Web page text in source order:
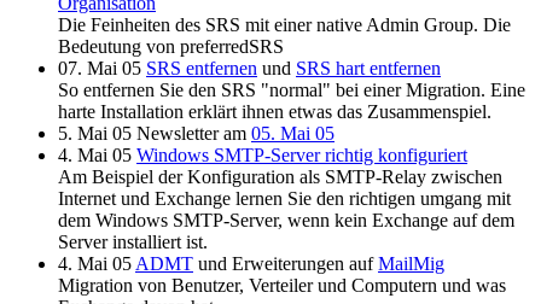
Die Feinheiten des SRS mit einer native Admin Group. Die
Bedeutung von preferredSRS
07. Mai 05 SRS entfernen und SRS hart entfernen
So entfernen Sie den SRS "normal" bei einer Migration. Eine
harte Installation erklärt ihnen etwas das Zusammenspiel.
5. Mai 05 Newsletter am 05. Mai 05
4. Mai 05 Windows SMTP-Server richtig konfiguriert
Am Beispiel der Konfiguration als SMTP-Relay zwischen
Internet und Exchange lernen Sie den richtigen umgang mit
dem Windows SMTP-Server, wenn kein Exchange auf dem
Server installiert ist.
4. Mai 05 ADMT und Erweiterungen aufMailMig
Migration von Benutzer, Verteiler und Computern und was